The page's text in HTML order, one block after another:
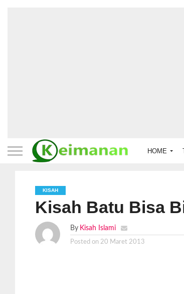
HOME
KISAH
Kisah Batu Bisa
By Kisah Islami
Posted on 20 Maret 2013